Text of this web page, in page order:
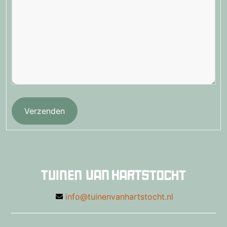
Verzenden
info@tuinenvanhartstocht.nl